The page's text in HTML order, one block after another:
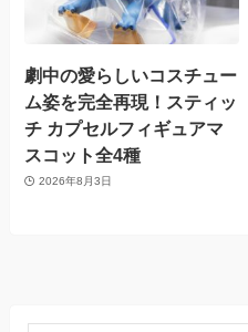
劇中の愛らしいコスチュー
ム姿を完全再現！スティッ
チ カプセルフィギュアマ
スコット全4種
2026年8月3日